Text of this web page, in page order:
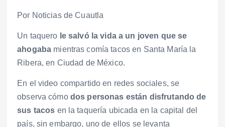
Por Noticias de Cuautla
Un taquero le salvó la vida a un joven que se
ahogaba mientras comía tacos en Santa María la
Ribera, en Ciudad de México.
En el video compartido en redes sociales, se
observa cómo dos personas están disfrutando de
sus tacos en la taquería ubicada en la capital del
país, sin embargo, uno de ellos se levanta